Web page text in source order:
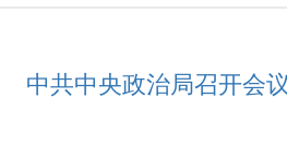
中共中央政治局召开会